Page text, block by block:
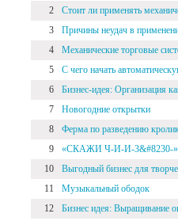
2
Стоит ли применять
3
Причины неудач в
4
Механические торговые
5
С чего начать
6
Бизнес-идея: Организация
7
Новогодние открытки
8
Ферма по разведению
9
«СКАЖИ Ч-И-И-3&#8230-»
10
Выгодный бизнес для
11
Музыкальный ободок
12
Бизнес идея: Выращивание